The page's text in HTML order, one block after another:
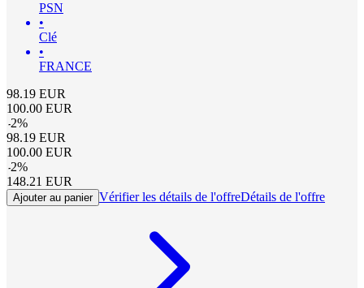
PSN
•
Clé
•
FRANCE
98.19 EUR
100.00 EUR
-2%
98.19 EUR
100.00 EUR
-2%
148.21 EUR
Ajouter au panier Vérifier les détails de l'offreDétails de l'offre